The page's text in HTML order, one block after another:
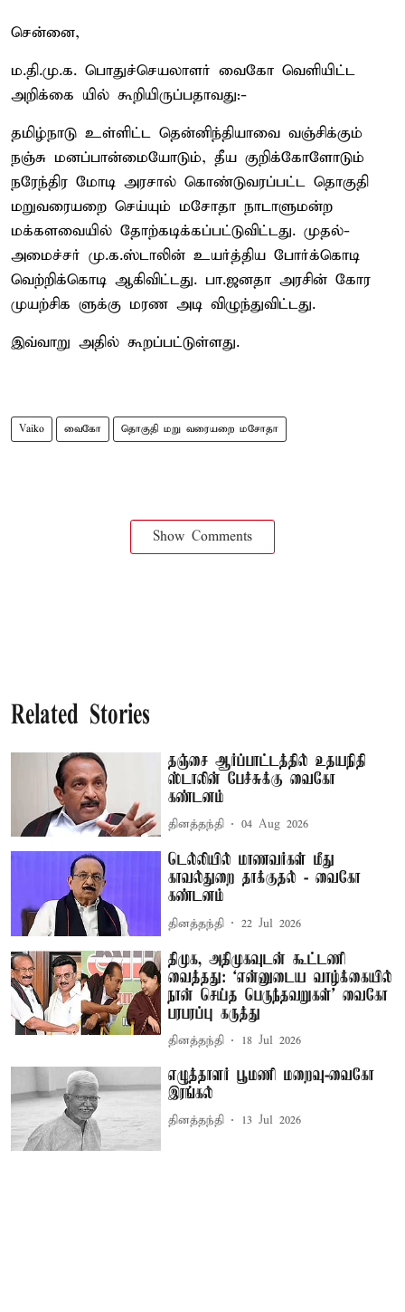
சென்னை,
ம.தி.மு.க. பொதுச்செயலாளர் வைகோ வெளியிட்ட
அறிக்கை யில் கூறியிருப்பதாவது:-
தமிழ்நாடு உள்ளிட்ட தென்னிந்தியாவை வஞ்சிக்கும்
நஞ்சு மனப்பான்மையோடும், தீய குறிக்கோளோடும்
நரேந்திர மோடி அரசால் கொண்டுவரப்பட்ட தொகுதி
மறுவரையறை செய்யும் மசோதா நாடாளுமன்ற
மக்களவையில் தோற்கடிக்கப்பட்டுவிட்டது. முதல்-
அமைச்சர் மு.க.ஸ்டாலின் உயர்த்திய போர்க்கொடி
வெற்றிக்கொடி ஆகிவிட்டது. பா.ஜனதா அரசின் கோர
முயற்சிக ளுக்கு மரண அடி விழுந்துவிட்டது.
இவ்வாறு அதில் கூறப்பட்டுள்ளது.
Vaiko வைகோ தொகுதி மறு வரையறை மசோதா
Show Comments
Related Stories
தஞ்சை ஆர்ப்பாட்டத்தில் உதயநிதி
ஸ்டாலின் பேச்சுக்கு வைகோ
கண்டனம்
தினத்தந்தி 04 Aug 2026
டெல்லியில் மாணவர்கள் மீது
காவல்துறை தாக்குதல் - வைகோ
கண்டனம்
தினத்தந்தி 22 Jul 2026
திமுக, அதிமுகவுடன் கூட்டணி
வைத்தது: ‘என்னுடைய வாழ்க்கையில்
நான் செய்த பெருந்தவறுகள்’ வைகோ
பரபரப்பு கருத்து
தினத்தந்தி 18 Jul 2026
எழுத்தாளர் பூமணி மறைவு-வைகோ
இரங்கல்
தினத்தந்தி 13 Jul 2026